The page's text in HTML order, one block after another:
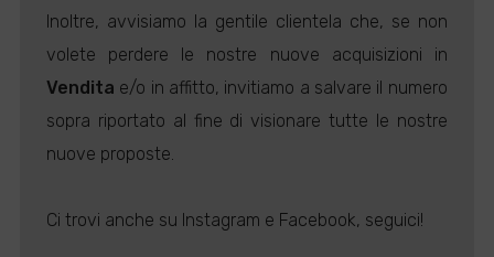
Inoltre, avvisiamo la gentile clientela che, se non
volete perdere le nostre nuove acquisizioni in
Vendita e/o in affitto, invitiamo a salvare il numero
sopra riportato al fine di visionare tutte le nostre
nuove proposte.
Ci trovi anche su Instagram e Facebook, seguici!